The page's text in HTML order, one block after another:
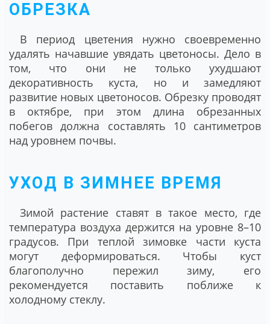
ОБРЕЗКА
В период цветения нужно своевременно
удалять начавшие увядать цветоносы. Дело в
том, что они не только ухудшают
декоративность куста, но и замедляют
развитие новых цветоносов. Обрезку проводят
в октябре, при этом длина обрезанных
побегов должна составлять 10 сантиметров
над уровнем почвы.
УХОД В ЗИМНЕЕ ВРЕМЯ
Зимой растение ставят в такое место, где
температура воздуха держится на уровне 8–10
градусов. При теплой зимовке части куста
могут деформироваться. Чтобы куст
благополучно пережил зиму, его
рекомендуется поставить поближе к
холодному стеклу.